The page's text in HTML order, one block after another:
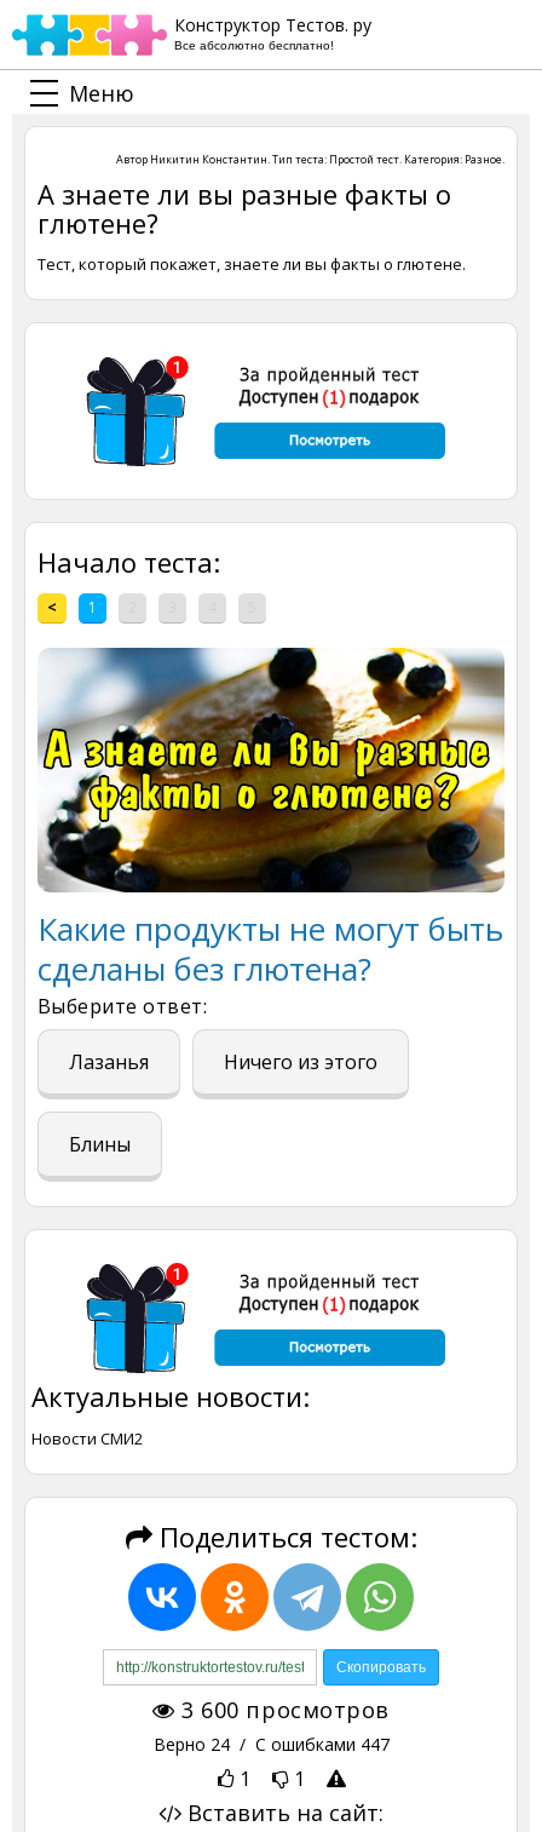
Конструктор Тестов. ру
Все абсолютно бесплатно!
Меню
Автор Никитин Константин. Тип теста: Простой тест. Категория: Разное.
А знаете ли вы разные факты о
глютене?
Тест, который покажет, знаете ли вы факты о глютене.
Начало теста:
< 1
Какие продукты не могут быть
сделаны без глютена?
Выберите ответ:
Лазанья Ничего из этого
Блины
Актуальные новости:
Новости СМИ2
Поделиться тестом:
3 600 просмотров
Верно 24/ С ошибками 447
1 1
Вставить на сайт: